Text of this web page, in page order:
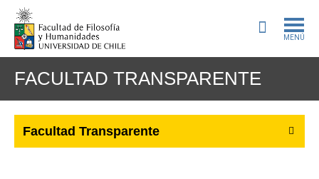
MENÚ
PORTADA
ADMISIÓN
PREGRADO
FACULTAD TRANSPARENTE
Facultad Transparente